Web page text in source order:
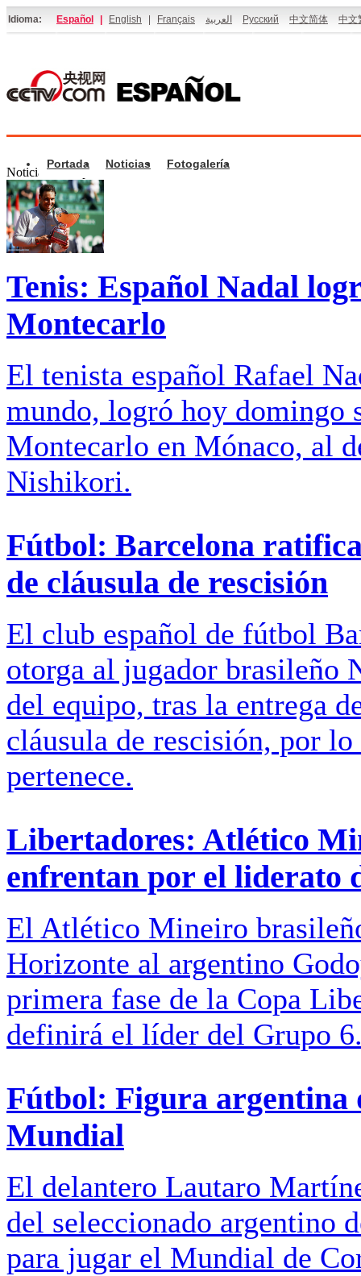
Idioma: Español English Français العربية Русский 中文简体 中文
Portada Noticias Fotogalería
Noticias de Deporte
Tenis: Español Nadal
Montecarlo
El tenista español Rafael
mundo, logró hoy domingo
Montecarlo en Mónaco, al
Nishikori.
Fútbol: Barcelona
de cláusula de rescisión
El club español de fútbol
otorga al jugador brasileño
del equipo, tras la entrega
cláusula de rescisión, por
pertenece.
Libertadores: Atlético
enfrentan por el liderato
El Atlético Mineiro
Horizonte al argentino
primera fase de la Copa
definirá el líder del Grupo
Fútbol: Figura argentina
Mundial
El delantero Lautaro
del seleccionado argentino
para jugar el Mundial de